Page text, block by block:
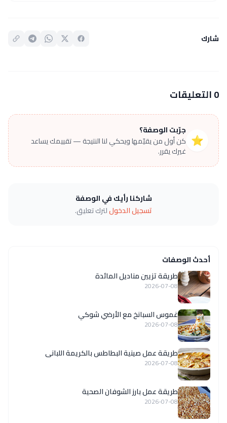
شارك
0 التعليقات
⭐
جرّبت الوصفة؟
كن أول من يقيّمها ويحكي لنا النتيجة — تقييمك يساعد
غيرك يقرر.
شاركنا رأيك في الوصفة
تسجيل الدخوللترك تعليق.
أحدث الوصفات
طريقة تزيين مناديل المائدة
2026-07-08
غموس السبانخ مع الأرضي شوكي
2026-07-08
طريقة عمل صينية البطاطس بالكريمة اللبانى
2026-07-08
طريقة عمل بارز الشوفان الصحية
2026-07-08